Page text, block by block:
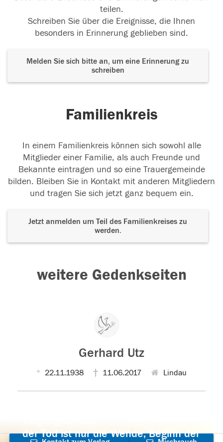
teilen.
Schreiben Sie über die Ereignisse, die Ihnen
besonders in Erinnerung geblieben sind.
Melden Sie sich bitte an, um eine Erinnerung zu
schreiben
Familienkreis
In einem Familienkreis können sich sowohl alle
Mitglieder einer Familie, als auch Freunde und
Bekannte eintragen und so eine Trauergemeinde
bilden. Bleiben Sie in Kontakt mit anderen Mitgliedern
und tragen Sie sich jetzt ganz bequem ein.
Jetzt anmelden um Teil des Familienkreises zu
werden.
weitere Gedenkseiten
Gerhard Utz
22.11.1938 11.06.2017 Lindau
der Tod ist nur die Wende, Beginn der